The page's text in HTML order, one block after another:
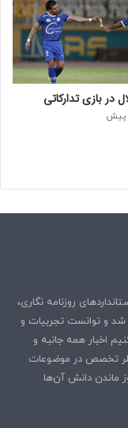
در بازی تدارکاتی
روزنامه نگاری،
محتوا و.. در سال ۱۴۰۴ تاسیس شد و توانست تجربیات و
اخبار همه جانبه و
نظر تخصص در موضوعات
ماندن دانش آن‌ها